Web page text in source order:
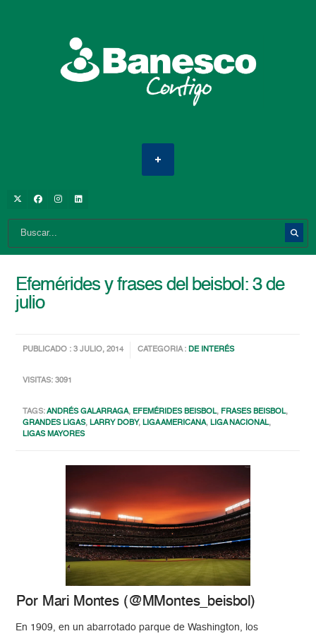
Efemérides y frases del beisbol: 3 de
julio
PUBLICADO : 3 JULIO, 2014 CATEGORIA :DE INTERÉS
VISITAS: 3091
TAGS:ANDRÉS GALARRAGA, EFEMÉRIDES BEISBOL, FRASES BEISBOL,
GRANDES LIGAS,LARRY DOBY,LIGA AMERICANA,LIGA NACIONAL,
LIGAS MAYORES
Por Mari Montes (@MMontes_beisbol)
En 1909, en un abarrotado parque de Washington, los